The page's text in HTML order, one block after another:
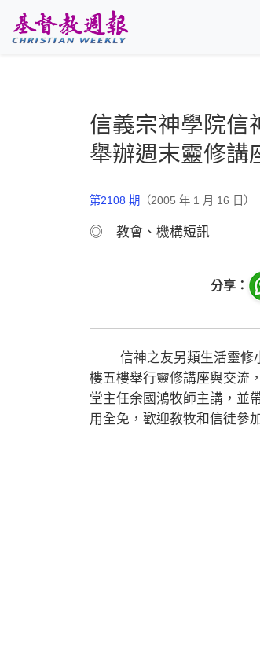
信義宗神學院信
舉辦週末靈修講
第2108 期 （2005 年 1 月 16 日）
◎ 教會、機構短訊
分享：
信神之友另類生活靈修小
樓五樓舉行靈修講座與交流
堂主任余國鴻牧師主講，並
用全免，歡迎教牧和信徒參